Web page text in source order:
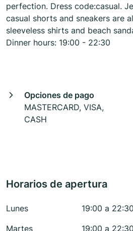
perfection. Dress code:casual.
casual shorts and sneakers are
sleeveless shirts and beach
Dinner hours: 19:00 - 22:30
Opciones de pago
MASTERCARD, VISA,
CASH
Horarios de apertura
Lunes
19:00 a 22:30
Martes
19:00 a 22:30